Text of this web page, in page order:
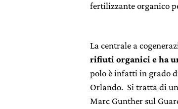
fertilizzante organico
La centrale a
rifiuti organici e ha
polo è infatti in grado
Orlando. Si tratta di
Marc Gunther sul